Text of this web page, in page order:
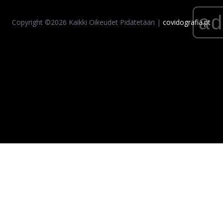
Copyright ©2026 Kaikki Oikeudet Pidätetään | covidografia.ptad